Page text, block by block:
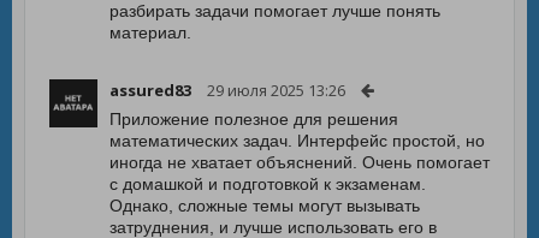
разбирать задачи помогает лучше понять
материал.
assured83 29 июля 2025 13:26
Приложение полезное для решения
математических задач. Интерфейс простой, но
иногда не хватает объяснений. Очень помогает
с домашкой и подготовкой к экзаменам.
Однако, сложные темы могут вызывать
затруднения, и лучше использовать его в